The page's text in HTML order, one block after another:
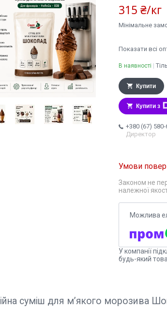
315 ₴/кг
Мінімальне
Показати всі
В наявності
Купити
Купити з
+380 (67) 580-
Директор
Законом не
належної
У компанії
будь-який
суміш для м’якого морозива